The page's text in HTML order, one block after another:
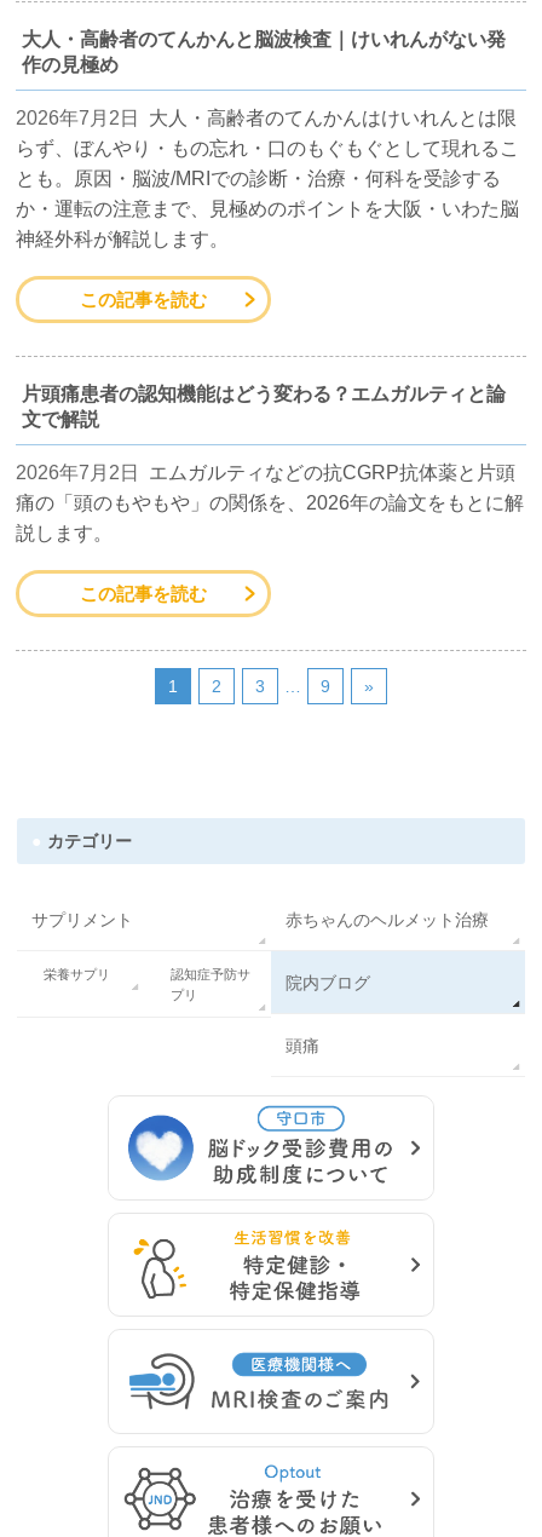
大人・高齢者のてんかんと脳波検査｜けいれんがない発
作の見極め
2026年7月2日
大人・高齢者のてんかんはけいれんとは限
らず、ぼんやり・もの忘れ・口のもぐもぐとして現れるこ
とも。原因・脳波/MRIでの診断・治療・何科を受診する
か・運転の注意まで、見極めのポイントを大阪・いわた脳
神経外科が解説します。
この記事を読む
片頭痛患者の認知機能はどう変わる？エムガルティと論
文で解説
2026年7月2日
エムガルティなどの抗CGRP抗体薬と片頭
痛の「頭のもやもや」の関係を、2026年の論文をもとに解
説します。
この記事を読む
1 2 3 … 9 »
カテゴリー
サプリメント
栄養サプリ
認知症予防サ
プリ
赤ちゃんのヘルメット治療
院内ブログ
頭痛